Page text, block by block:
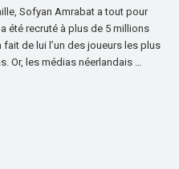
Sofyan Amrabat a tout pour
été recruté à plus de 5 millions
de lui l’un des joueurs les plus
Or, les médias néerlandais …